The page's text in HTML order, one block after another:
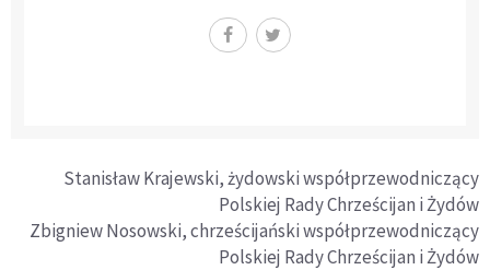
Stanisław Krajewski, żydowski współprzewodniczący
Polskiej Rady Chrześcijan i Żydów
Zbigniew Nosowski, chrześcijański współprzewodniczący
Polskiej Rady Chrześcijan i Żydów